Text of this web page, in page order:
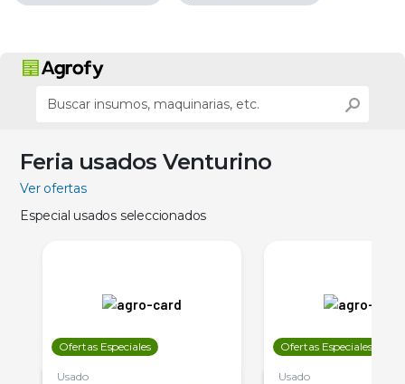
Feria usados Venturino
Ver ofertas
Especial usados seleccionados
Ofertas Especiales
Usado
Ofertas Especiales
Usado